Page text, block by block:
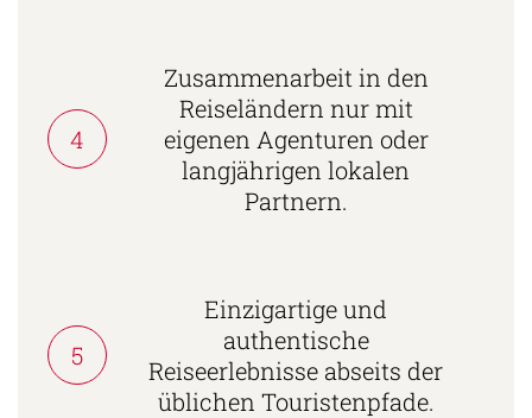
4
Zusammenarbeit in den
Reiseländern nur mit
eigenen Agenturen oder
langjährigen lokalen
Partnern.
5
Einzigartige und
authentische
Reiseerlebnisse abseits der
üblichen Touristenpfade.